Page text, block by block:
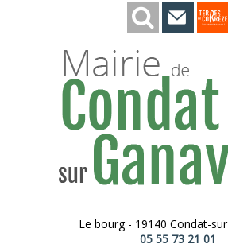
Le bourg - 19140 Condat-
05 55 73 21 01